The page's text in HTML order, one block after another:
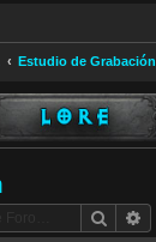
Estudio de Grabación
Buscar